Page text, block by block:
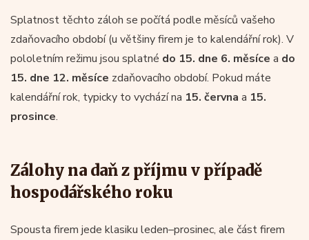
Splatnost těchto záloh se počítá podle měsíců vašeho
zdaňovacího období (u většiny firem je to kalendářní rok). V
pololetním režimu jsou splatné do 15. dne 6. měsíce a do
15. dne 12. měsíce zdaňovacího období. Pokud máte
kalendářní rok, typicky to vychází na 15. června a 15.
prosince.
Zálohy na daň z příjmu v případě
hospodářského roku
Spousta firem jede klasiku leden–prosinec, ale část firem